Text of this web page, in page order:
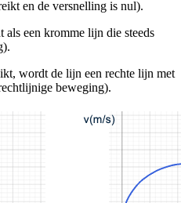
en de versnelling is nul).
een kromme lijn die steeds
wordt de lijn een rechte lijn met
beweging).